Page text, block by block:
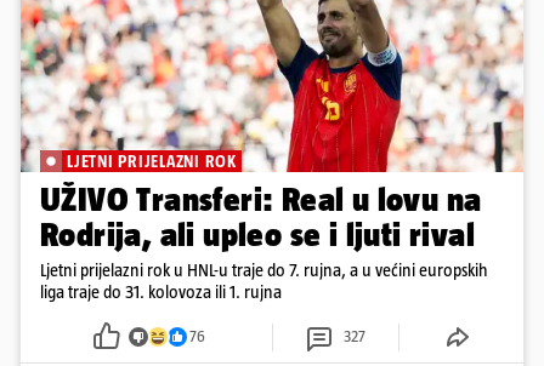
LJETNI PRIJELAZNI ROK
UŽIVO Transferi: Real u lovu na
Rodrija, ali upleo se i ljuti rival
Ljetni prijelazni rok u HNL-u traje do 7. rujna, a u većini europskih
liga traje do 31. kolovoza ili 1. rujna
76 327